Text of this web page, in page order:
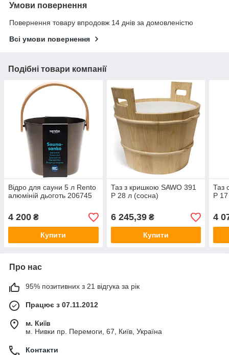
Умови повернення
Повернення товару впродовж 14 днів за домовленістю
Всі умови повернення
Подібні товари компанії
Відро для сауни 5 л Rento
алюміній дьоготь 206745
4 200 ₴
Купити
Таз з кришкою SAWO 391
P 28 л (сосна)
6 245,39₴
Купити
Таз
P
4
Про нас
95% позитивних з 21 відгука за рік
Працює з 07.11.2012
м. Київ
м. Нивки пр. Перемоги, 67, Київ, Україна
Контакти